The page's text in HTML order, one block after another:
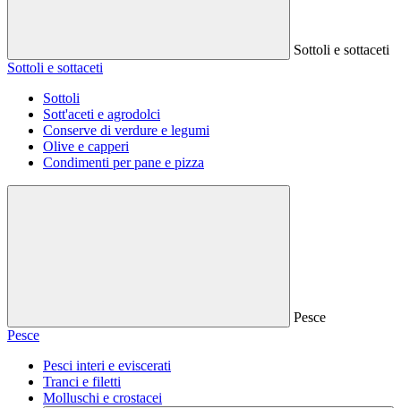
Sottoli e sottaceti
Sottoli e sottaceti
Sottoli
Sott'aceti e agrodolci
Conserve di verdure e legumi
Olive e capperi
Condimenti per pane e pizza
Pesce
Pesce
Pesci interi e eviscerati
Tranci e filetti
Molluschi e crostacei